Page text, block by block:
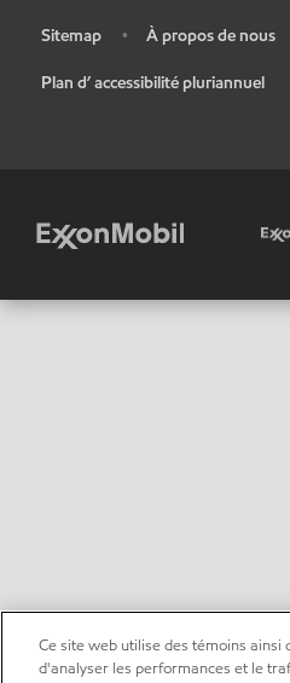
Sitemap • À propos de nous
Plan d’ accessibilité pluriannuel
Ce site web utilise des témoins
d'analyser les performances et le